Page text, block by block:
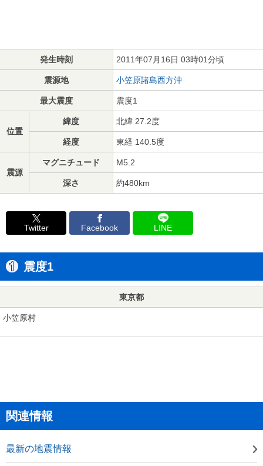
発生時刻 2011年07月16日 03時01分頃
震源地 小笠原諸島西方沖
最大震度 震度1
位置
緯度 北緯 27.2度
経度 東経 140.5度
震源
マグニチュード M5.2
深さ 約480km
Twitter Facebook LINE
震度1
東京都
小笠原村
関連情報
最新の地震情報